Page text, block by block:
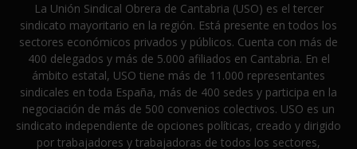
La Unión Sindical Obrera de Cantabria (USO) es el tercer
sindicato mayoritario en la región. Está presente en todos los
sectores económicos privados y públicos. Cuenta con más de
400 delegados y más de 5.000 afiliados en Cantabria. En el
ámbito estatal, USO tiene más de 11.000 representantes
sindicales en toda España, más de 400 sedes y participa en la
negociación de más de 500 convenios colectivos. USO es un
sindicato independiente de opciones políticas, creado y dirigido
por trabajadores y trabajadoras de todos los sectores,